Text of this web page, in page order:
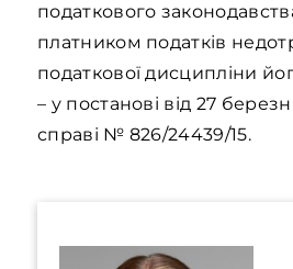
податкового
платником податків
податкової дисципліни
– у постанові від 27
справі № 826/24439/15.